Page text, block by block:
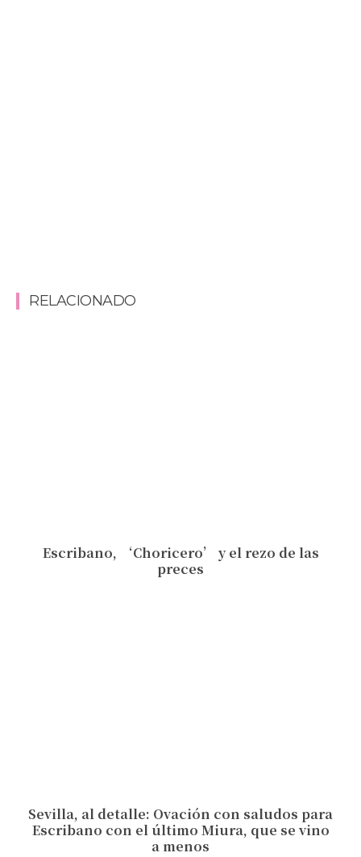
RELACIONADO
Escribano, ‘Choricero’ y el rezo de las
preces
Sevilla, al detalle: Ovación con saludos para
Escribano con el último Miura, que se vino
a menos